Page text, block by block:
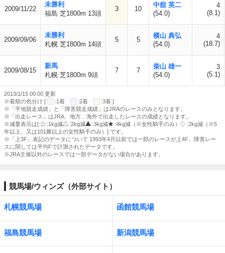
2009/11/22
未勝利
福島 芝1800m 13頭
3 10
中舘 英二
(54.0)
4
(8.1)
2009/09/06
未勝利
札幌 芝1800m 14頭
5 5
横山 典弘
(54.0)
4
(18.7)
2009/08/15
新馬
札幌 芝1800m 9頭
7 7
柴山 雄一
(54.0)
3
(5.1)
2013/1/15 00:00 更新
※着順の色分け [
:1着 :2着
:3着 ]
※「平地競走成績」と「障害競走成績」はJRAのレースのみとなります。
※「出走レース」はJRA、地方、海外で出走したレースの成績となります。
※減量表示は[
:1kg減 :2kg減 :3kg減 :4kg減（※女性騎手のみ）
:2kg減（※5
年以上、又は101勝以上の女性騎手のみ）] です。
※「上3F」表記のデータについて 1993年4月以前では一部のレースが上4F、障害レー
スに関しては平均Fで計測されたデータです。
※JRA主催以外のレースでは一部データがない場合があります。
競馬場/ウィンズ（外部サイト）
札幌競馬場 函館競馬場
福島競馬場 新潟競馬場